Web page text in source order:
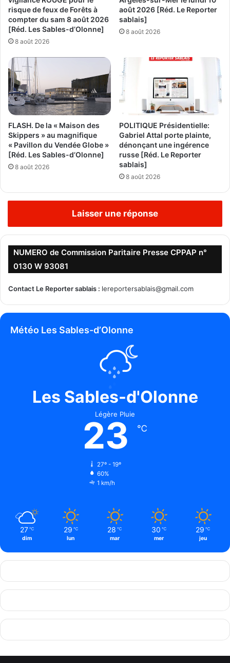
risque de feux de Forêts à
compter du sam 8 août 2026
[Réd. Les Sables-d’Olonne]
8 août 2026
août 2026 [Réd. Le Reporter
sablais]
8 août 2026
FLASH. De la « Maison des
Skippers » au magnifique
« Pavillon du Vendée Globe »
[Réd. Les Sables-d’Olonne]
8 août 2026
POLITIQUE Présidentielle:
Gabriel Attal porte plainte,
dénonçant une ingérence
russe [Réd. Le Reporter
sablais]
8 août 2026
Laisser une réponse
NUMERO de Commission Paritaire Presse CPPAP n°
0130 W 93081
Contact Le Reporter sablais : lereportersablais@gmail.com
Météo Les Sables-d’Olonne
Les Sables-d'Olonne
Légère Pluie
23 ℃
27º - 19º
60%
1 km/h
27 ℃
dim
29 ℃
lun
28 ℃
mar
30 ℃
mer
29 ℃
jeu